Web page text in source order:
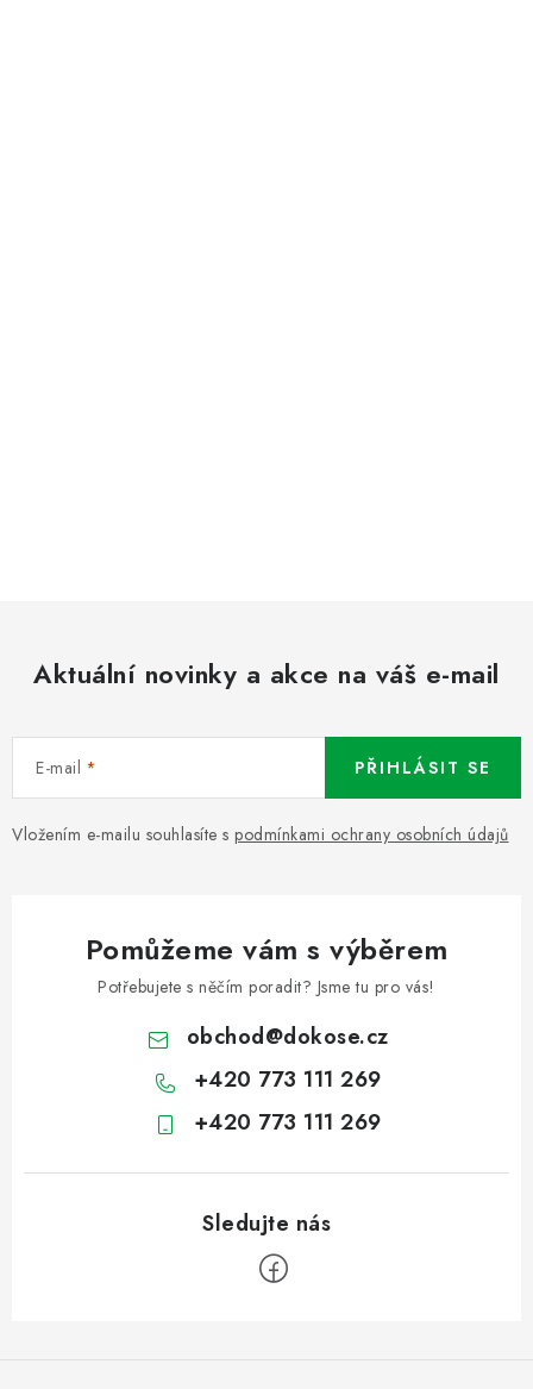
Aktuální novinky a akce na váš e-mail
E-mail
Vložením e-mailu souhlasíte s podmínkami ochrany osobních údajů
PŘIHLÁSIT SE
Pomůžeme vám s výběrem
Potřebujete s něčím poradit? Jsme tu pro vás!
obchod@dokose.cz
+420 773 111 269
+420 773 111 269